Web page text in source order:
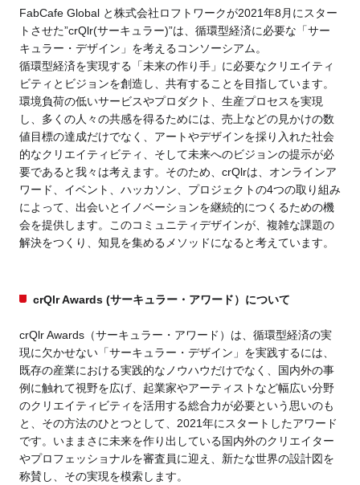
FabCafe Global と株式会社ロフトワークが2021年8月にスター
トさせた”crQlr(サーキュラー)”は、循環型経済に必要な「サー
キュラー・デザイン」を考えるコンソーシアム。
循環型経済を実現する「未来の作り手」に必要なクリエイティ
ビティとビジョンを創造し、共有することを目指しています。
環境負荷の低いサービスやプロダクト、生産プロセスを実現
し、多くの人々の共感を得るためには、売上などの見かけの数
値目標の達成だけでなく、アートやデザインを採り入れた社会
的なクリエイティビティ、そして未来へのビジョンの提示が必
要であると我々は考えます。そのため、crQlrは、 オンラインア
ワード、イベント、ハッカソン、プロジェクトの4つの取り組み
によって、出会いとイノベーションを継続的につくるための機
会を提供します。このコミュニティデザインが、複雑な課題の
解決をつくり、知⾒を集めるメソッドになると考えています。
crQlr Awards (サーキュラー・アワード）について
crQlr Awards（サーキュラー・アワード）は、 循環型経済の実
現に欠かせない「サーキュラー・デザイン」を実践するには、
既存の産業における実践的なノウハウだけでなく、国内外の事
例に触れて視野を広げ、起業家やアーティストなど幅広い分野
のクリエイティビティを活用する総合力が必要という思いのも
と、その方法のひとつとして、2021年にスタートしたアワード
です。 いままさに未来を作り出している国内外のクリエイター
やプロフェッショナルを審査員に迎え、新たな世界の設計図を
称賛し、その実現を模索します。